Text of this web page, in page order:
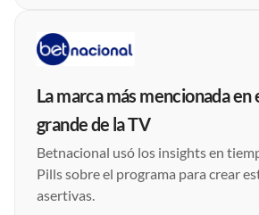
La marca más mencionada en
grande de la TV
Betnacional usó los insights en
Pills sobre el programa para crear
asertivas.